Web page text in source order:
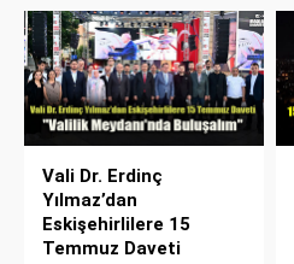
Vali Dr. Erdinç
Yılmaz’dan
Eskişehirlilere 15
Temmuz Daveti